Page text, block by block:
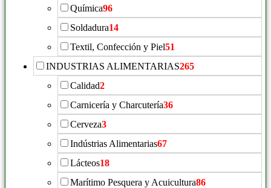
Química96
Soldadura14
Textil, Confección y Piel51
INDUSTRIAS ALIMENTARIAS265
Calidad2
Carnicería y Charcutería36
Cerveza3
Indústrias Alimentarias67
Lácteos18
Marítimo Pesquera y Acuicultura86